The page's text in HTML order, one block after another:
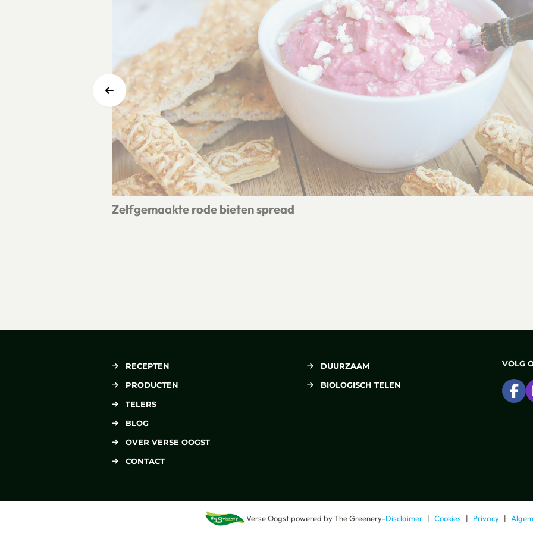
Zelfgemaakte rode bieten spread
RECEPTEN
PRODUCTEN
TELERS
BLOG
OVER VERSE OOGST
CONTACT
DUURZAAM
BIOLOGISCH TELEN
VOLG
Verse Oogstpowered byThe Greenery-Disclaimer Cookies Privacy